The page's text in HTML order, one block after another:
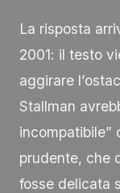
La risposta
2001: il testo
aggirare
Stallman
incompatibile”
prudente, che
fosse delicata